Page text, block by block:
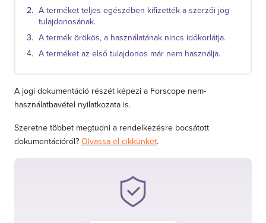
A terméket teljes egészében kifizették a szerzői jog
tulajdonosának.
A termék örökös, a használatának nincs időkorlátja.
A terméket az első tulajdonos már nem használja.
A jogi dokumentáció részét képezi a Forscope nem-
használatbavétel nyilatkozata is.
Szeretne többet megtudni a rendelkezésre bocsátott
dokumentációról? Olvassa el cikkünket.